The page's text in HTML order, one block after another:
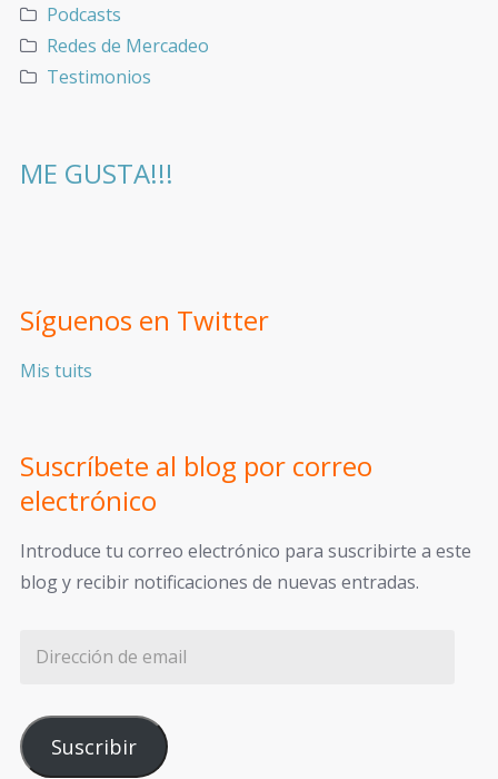
Podcasts
Redes de Mercadeo
Testimonios
ME GUSTA!!!
Síguenos en Twitter
Mis tuits
Suscríbete al blog por correo
electrónico
Introduce tu correo electrónico para suscribirte a este
blog y recibir notificaciones de nuevas entradas.
Suscribir